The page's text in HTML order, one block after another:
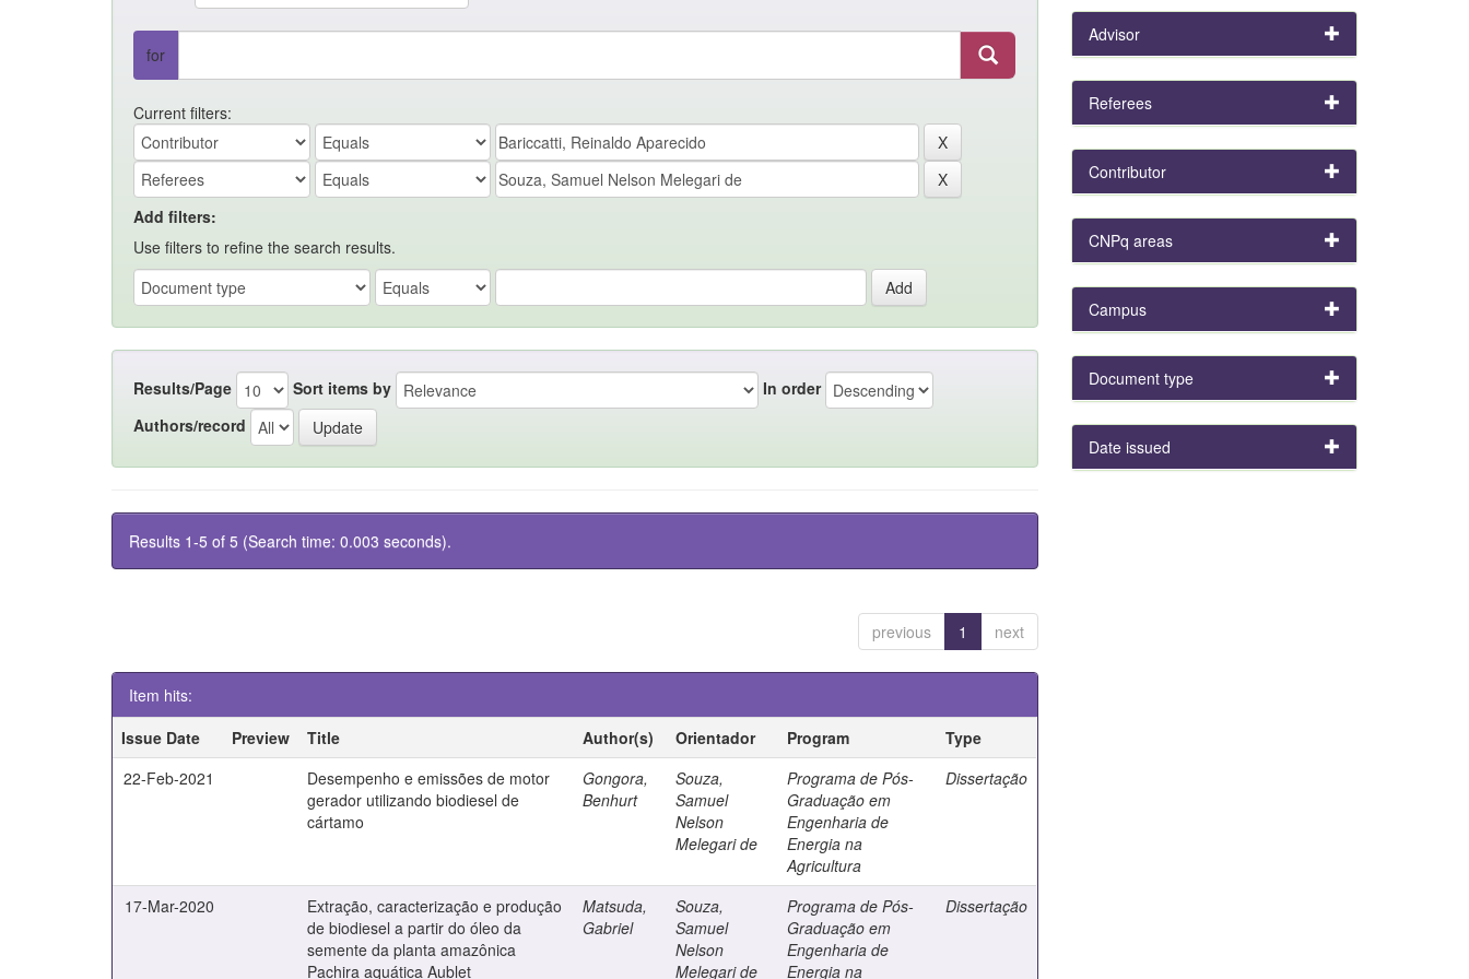
for
Current filters:
Add filters:
Use filters to refine the search results.
Results/Page Sort items by
In order
Authors/record
Results 1-5 of 5 (Search time: 0.003 seconds).
previous 1 next
Item hits:
Issue Date
Preview Title Author(s) Orientador Program
Type
22-Feb-2021
Desempenho e emissões de motor
gerador utilizando biodiesel de
cártamo
Gongora,
Benhurt
Souza,
Samuel
Nelson
Melegari de
Programa de Pós-
Graduação em
Engenharia de
Energia na
Agricultura
Dissertação
17-Mar-2020
Extração, caracterização e produção
de biodiesel a partir do óleo da
semente da planta amazônica
Pachira aquática Aublet
Matsuda,
Gabriel
Souza,
Samuel
Nelson
Melegari de
Programa de Pós-
Graduação em
Engenharia de
Energia na
Dissertação
Advisor
Referees
Contributor
CNPq areas
Campus
Document type
Date issued